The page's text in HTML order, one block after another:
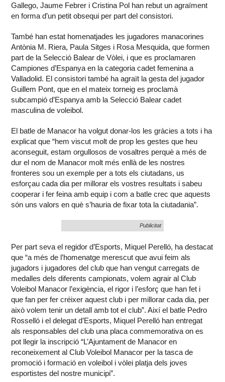
Gallego, Jaume Febrer i Cristina Pol han rebut un agraïment
en forma d’un petit obsequi per part del consistori.
També han estat homenatjades les jugadores manacorines
Antònia M. Riera, Paula Sitges i Rosa Mesquida, que formen
part de la Selecció Balear de Vòlei, i que es proclamaren
Campiones d’Espanya en la categoria cadet femenina a
Valladolid. El consistori també ha agraït la gesta del jugador
Guillem Pont, que en el mateix torneig es proclamà
subcampió d’Espanya amb la Selecció Balear cadet
masculina de voleibol.
El batle de Manacor ha volgut donar-los les gràcies a tots i ha
explicat que “hem viscut molt de prop les gestes que heu
aconseguit, estam orgullosos de vosaltres perquè a més de
dur el nom de Manacor molt més enllà de les nostres
fronteres sou un exemple per a tots els ciutadans, us
esforçau cada dia per millorar els vostres resultats i sabeu
cooperar i fer feina amb equip i com a batle crec que aquests
són uns valors en què s’hauria de fixar tota la ciutadania”.
Publicitat
Per part seva el regidor d’Esports, Miquel Perelló, ha destacat
que “a més de l’homenatge merescut que avui feim als
jugadors i jugadores del club que han vengut carregats de
medalles dels diferents campionats, volem agrair al Club
Voleibol Manacor l’exigència, el rigor i l’esforç que han fet i
que fan per fer créixer aquest club i per millorar cada dia, per
això volem tenir un detall amb tot el club”. Així el batle Pedro
Rosselló i el delegat d’Esports, Miquel Perelló han entregat
als responsables del club una placa commemorativa on es
pot llegir la inscripció “L’Ajuntament de Manacor en
reconeixement al Club Voleibol Manacor per la tasca de
promoció i formació en voleibol i vòlei platja dels joves
esportistes del nostre municipi”.